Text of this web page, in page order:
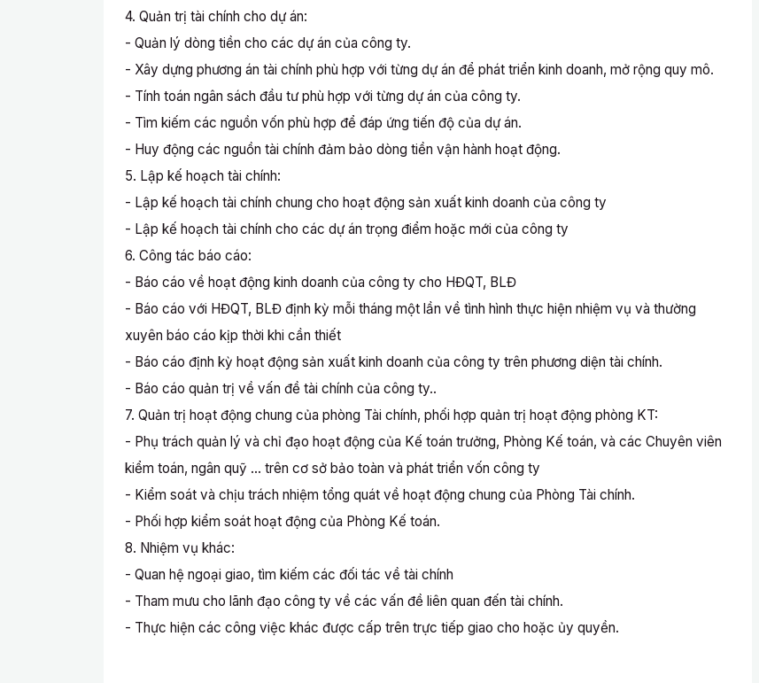
4. Quản trị tài chính cho dự án:
- Quản lý dòng tiền cho các dự án của công ty.
- Xây dựng phương án tài chính phù hợp với từng dự án để phát triển kinh doanh, mở rộng quy mô.
- Tính toán ngân sách đầu tư phù hợp với từng dự án của công ty.
- Tìm kiếm các nguồn vốn phù hợp để đáp ứng tiến độ của dự án.
- Huy động các nguồn tài chính đảm bảo dòng tiền vận hành hoạt động.
5. Lập kế hoạch tài chính:
- Lập kế hoạch tài chính chung cho hoạt động sản xuất kinh doanh của công ty
- Lập kế hoạch tài chính cho các dự án trọng điểm hoặc mới của công ty
6. Công tác báo cáo:
- Báo cáo về hoạt động kinh doanh của công ty cho HĐQT, BLĐ
- Báo cáo với HĐQT, BLĐ định kỳ mỗi tháng một lần về tình hình thực hiện nhiệm vụ và thường
xuyên báo cáo kịp thời khi cần thiết
- Báo cáo định kỳ hoạt động sản xuất kinh doanh của công ty trên phương diện tài chính.
- Báo cáo quản trị về vấn đề tài chính của công ty..
7. Quản trị hoạt động chung của phòng Tài chính, phối hợp quản trị hoạt động phòng KT:
- Phụ trách quản lý và chỉ đạo hoạt động của Kế toán trưởng, Phòng Kế toán, và các Chuyên viên
kiểm toán, ngân quỹ … trên cơ sở bảo toàn và phát triển vốn công ty
- Kiểm soát và chịu trách nhiệm tổng quát về hoạt động chung của Phòng Tài chính.
- Phối hợp kiểm soát hoạt động của Phòng Kế toán.
8. Nhiệm vụ khác:
- Quan hệ ngoại giao, tìm kiếm các đối tác về tài chính
- Tham mưu cho lãnh đạo công ty về các vấn đề liên quan đến tài chính.
- Thực hiện các công việc khác được cấp trên trực tiếp giao cho hoặc ủy quyền.